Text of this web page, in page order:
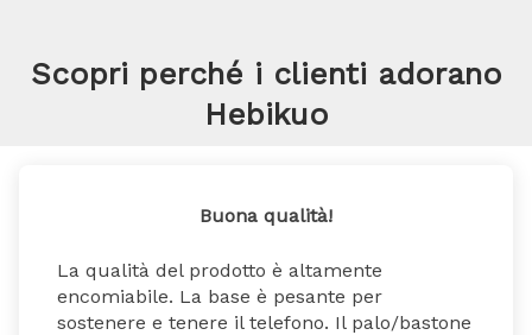
Scopri perché i clienti adorano
Hebikuo
Buona qualità!
La qualità del prodotto è altamente
encomiabile. La base è pesante per
sostenere e tenere il telefono. Il palo/bastone